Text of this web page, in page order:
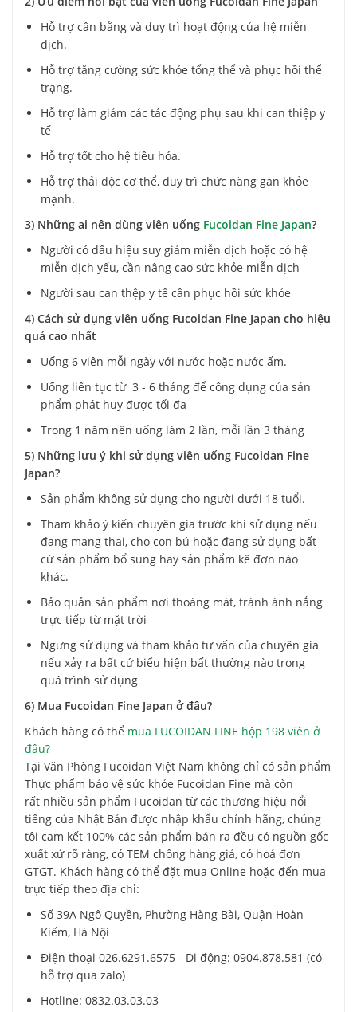
Hỗ trợ cân bằng và duy trì hoạt động của hệ miễn
dịch.
Hỗ trợ tăng cường sức khỏe tổng thể và phục hồi thể
trạng.
Hỗ trợ làm giảm các tác động phụ sau khi can thiệp y
tế
Hỗ trợ tốt cho hệ tiêu hóa.
Hỗ trợ thải độc cơ thể, duy trì chức năng gan khỏe
mạnh.
3) Những ai nên dùng viên uống Fucoidan Fine Japan?
Người có dấu hiệu suy giảm miễn dịch hoặc có hệ
miễn dịch yếu, cần nâng cao sức khỏe miễn dịch
Người sau can thệp y tế cần phục hồi sức khỏe
4) Cách sử dụng viên uống Fucoidan Fine Japan cho hiệu
quả cao nhất
Uống 6 viên mỗi ngày với nước hoặc nước ấm.
Uống liên tục từ 3 - 6 tháng để công dụng của sản
phẩm phát huy được tối đa
Trong 1 năm nên uống làm 2 lần, mỗi lần 3 tháng
5) Những lưu ý khi sử dụng viên uống Fucoidan Fine
Japan?
Sản phẩm không sử dụng cho người dưới 18 tuổi.
Tham khảo ý kiến chuyên gia trước khi sử dụng nếu
đang mang thai, cho con bú hoặc đang sử dụng bất
cứ sản phẩm bổ sung hay sản phẩm kê đơn nào
khác.
Bảo quản sản phẩm nơi thoáng mát, tránh ánh nắng
trực tiếp từ mặt trời
Ngưng sử dụng và tham khảo tư vấn của chuyên gia
nếu xảy ra bất cứ biểu hiện bất thường nào trong
quá trình sử dụng
6) Mua Fucoidan Fine Japan ở đâu?
Khách hàng có thể mua FUCOIDAN FINE hộp 198 viên ở
đâu?
Tại Văn Phòng Fucoidan Việt Nam không chỉ có sản phẩm
Thực phẩm bảo vệ sức khỏe Fucoidan Fine mà còn
rất nhiều sản phẩm Fucoidan từ các thương hiệu nổi
tiếng của Nhật Bản được nhập khẩu chính hãng, chúng
tôi cam kết 100% các sản phẩm bán ra đều có nguồn gốc
xuất xứ rõ ràng, có TEM chống hàng giả, có hoá đơn
GTGT. Khách hàng có thể đặt mua Online hoặc đến mua
trực tiếp theo địa chỉ:
Số 39A Ngô Quyền, Phường Hàng Bài, Quận Hoàn
Kiếm, Hà Nội
Điện thoại 026.6291.6575 - Di động: 0904.878.581 (có
hỗ trợ qua zalo)
Hotline: 0832.03.03.03